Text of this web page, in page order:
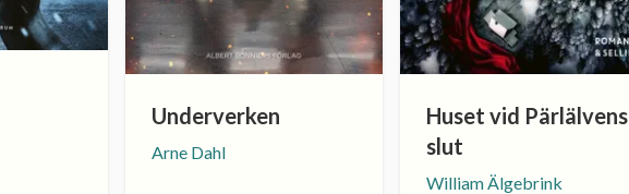
Underverken
Arne Dahl
Huset vid Pärlälvens
slut
William Älgebrink